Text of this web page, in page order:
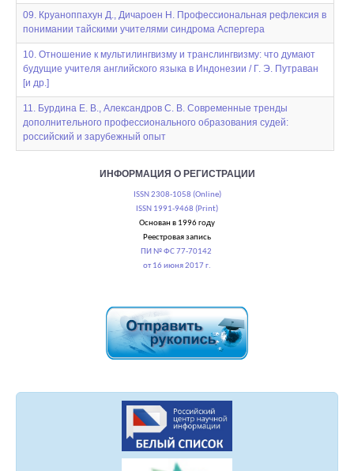
09. Круаноппахун Д., Дичароен Н. Профессиональная рефлексия в
понимании тайскими учителями синдрома Аспергера
10. Отношение к мультилингвизму и транслингвизму: что думают
будущие учителя английского языка в Индонезии / Г. Э. Путраван
[и др.]
11. Бурдина Е. В., Александров С. В. Современные тренды
дополнительного профессионального образования судей:
российский и зарубежный опыт
ИНФОРМАЦИЯ О РЕГИСТРАЦИИ
ISSN 2308-1058 (Online)
ISSN 1991-9468 (Print)
Основан в 1996 году
Реестровая запись
ПИ № ФС 77-70142
от 16 июня 2017 г.